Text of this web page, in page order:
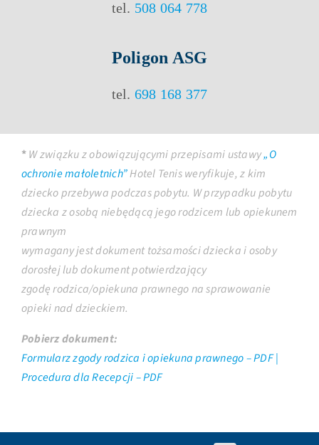
tel. 508 064 778
Poligon ASG
tel. 698 168 377
*W związku z obowiązującymi przepisami ustawy„O
ochronie małoletnich”Hotel Tenis weryfikuje, z kim
dziecko przebywa podczas pobytu. W przypadku pobytu
dziecka z osobą niebędącą jego rodzicem lub opiekunem
prawnym
wymagany jest dokument tożsamości dziecka i osoby
dorosłej lub dokument potwierdzający
zgodę rodzica/opiekuna prawnego na sprawowanie
opieki nad dzieckiem.
Pobierz dokument:
Formularz zgody rodzica i opiekuna prawnego – PDF |
Procedura dla Recepcji – PDF